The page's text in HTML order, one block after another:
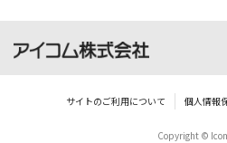
サイトのご利用について 個人情報
Copyright ©